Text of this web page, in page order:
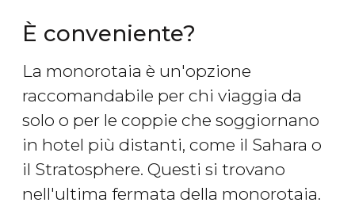
È conveniente?
La monorotaia è un'opzione
raccomandabile per chi viaggia da
solo o per le coppie che soggiornano
in hotel più distanti, come il Sahara o
il Stratosphere. Questi si trovano
nell'ultima fermata della monorotaia.